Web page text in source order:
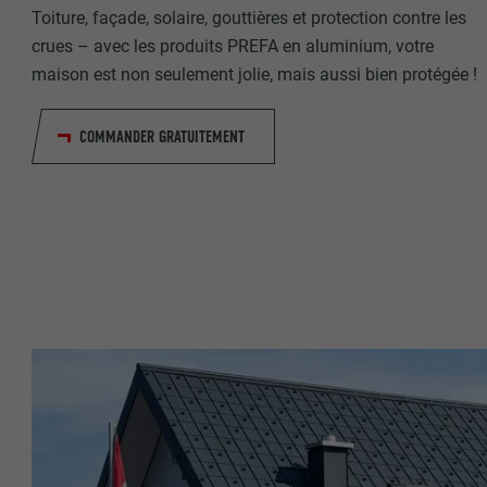
Toiture, façade, solaire, gouttières et protection contre les
crues – avec les produits PREFA en aluminium, votre
maison est non seulement jolie, mais aussi bien protégée !
COMMANDER GRATUITEMENT
NOM
EXPIRATION
UTILITÉ
EXPIRATION
UTILITÉ